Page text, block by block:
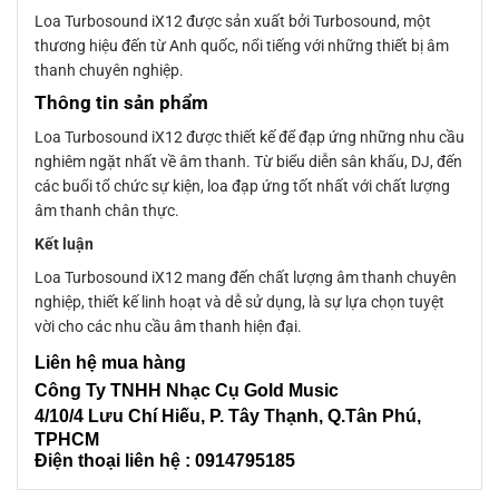
Loa Turbosound iX12 được sản xuất bởi Turbosound, một
thương hiệu đến từ Anh quốc, nổi tiếng với những thiết bị âm
thanh chuyên nghiệp.
Thông tin sản phẩm
Loa Turbosound iX12 được thiết kế để đạp ứng những nhu cầu
nghiêm ngặt nhất về âm thanh. Từ biểu diễn sân khấu, DJ, đến
các buổi tổ chức sự kiện, loa đạp ứng tốt nhất với chất lượng
âm thanh chân thực.
Kết luận
Loa Turbosound iX12 mang đến chất lượng âm thanh chuyên
nghiệp, thiết kế linh hoạt và dễ sử dụng, là sự lựa chọn tuyệt
vời cho các nhu cầu âm thanh hiện đại.
Liên hệ mua hàng
Công Ty TNHH Nhạc Cụ Gold Music
4/10/4 Lưu Chí Hiếu, P. Tây Thạnh, Q.Tân Phú,
TPHCM
Điện thoại liên hệ : 0914795185